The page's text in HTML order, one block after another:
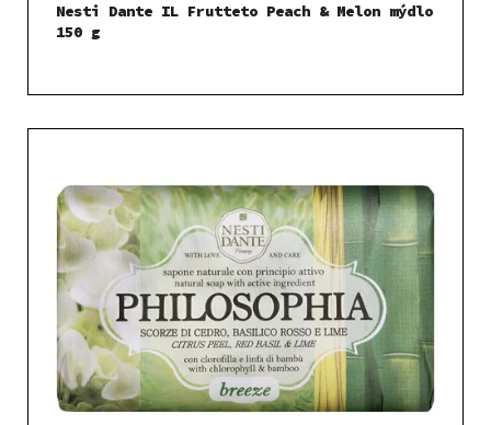
Nesti Dante IL Frutteto Peach & Melon mýdlo
150 g